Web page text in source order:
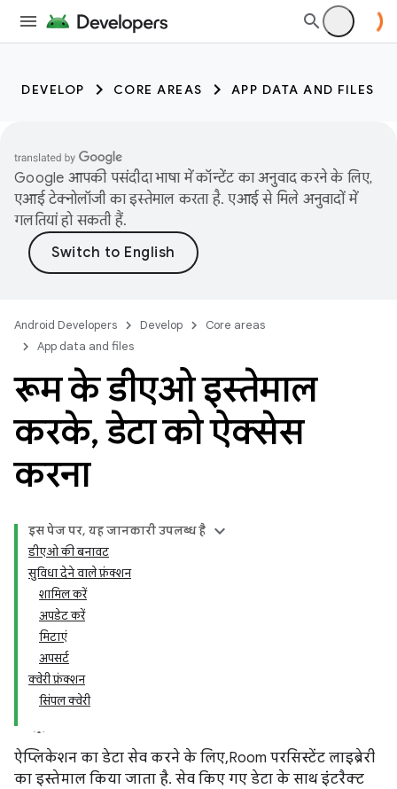
DEVELOP CORE AREAS APP DATA AND FILES
Google आपकी पसंदीदा भाषा में कॉन्टेंट का अनुवाद करने के लिए,
एआई टेक्नोलॉजी का इस्तेमाल करता है. एआई से मिले अनुवादों में
गलतियां हो सकती हैं.
Android Developers Develop
Core areas
App data and files
रूम के डीएओ इस्तेमाल
करके,डेटा को ऐक्सेस
करना
इस पेज पर, यह जानकारी उपलब्ध है
डीएओ की बनावट
सुविधा देने वाले फ़ंक्शन
शामिल करें
अपडेट करें
मिटाएं
अपसर्ट
क्वेरी फ़ंक्शन
सिंपल क्वेरी
ऐप्लिकेशन का डेटा सेव करने के लिए, Room परसिस्टेंट लाइब्रेरी
का इस्तेमाल किया जाता है. सेव किए गए डेटा के साथ इंटरैक्ट